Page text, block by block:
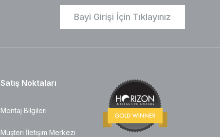
Bayi Girişi İçin Tıklayınız
Satış Noktaları
Montaj Bilgileri
Müşteri İletişim Merkezi